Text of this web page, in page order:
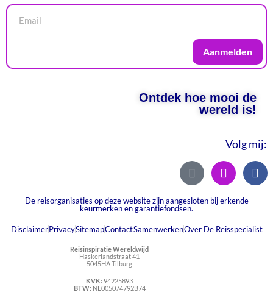
Aanmelden
Ontdek hoe mooi de
wereld is!
Volg mij:
De reisorganisaties op deze website zijn aangesloten bij erkende
keurmerken en garantiefondsen.
DisclaimerPrivacySitemapContactSamenwerkenOver De Reisspecialist
Reisinspiratie Wereldwijd
Haskerlandstraat 41
5045HA Tilburg
KVK: 94225893
BTW: NL005074792B74